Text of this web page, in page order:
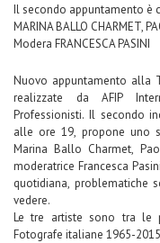
Il secondo appuntamento è
MARINA BALLO CHARMET,
Modera FRANCESCA PASINI
Nuovo appuntamento alla
realizzate da AFIP
Professionisti. Il secondo
alle ore 19, propone uno
Marina Ballo Charmet,
moderatrice Francesca
quotidiana, problematiche
vedere.
Le tre artiste sono tra le
Fotografe italiane 1965-